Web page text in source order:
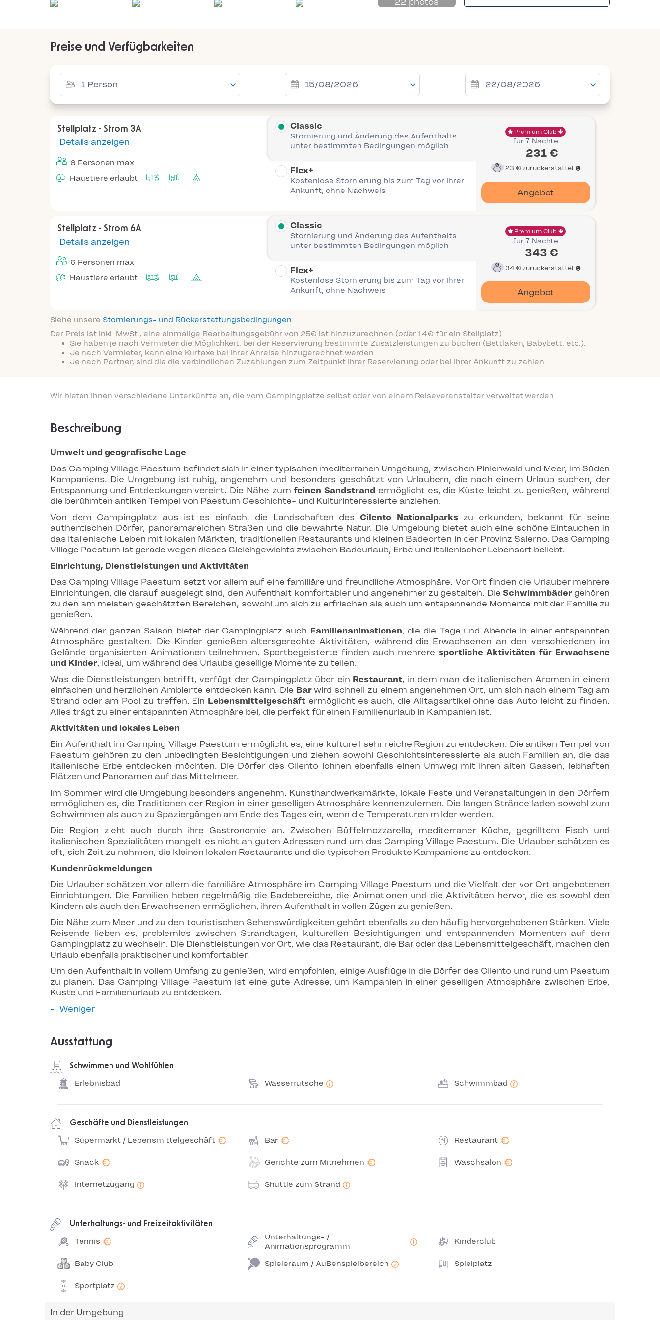
22 photos
Preise und Verfügbarkeiten
Stellplatz - Strom 3A
Details anzeigen
6 Personen max
Haustiere erlaubt
Classic
Stornierung und Änderung des Aufenthalts
unter bestimmten Bedingungen möglich
Flex+
Kostenlose Stornierung bis zum Tag vor Ihrer
Ankunft, ohne Nachweis
Premium Club
für 7 Nächte
231 €
23 € zurückerstattet
Angebot
Stellplatz - Strom 6A
Details anzeigen
6 Personen max
Haustiere erlaubt
Classic
Stornierung und Änderung des Aufenthalts
unter bestimmten Bedingungen möglich
Flex+
Kostenlose Stornierung bis zum Tag vor Ihrer
Ankunft, ohne Nachweis
Premium Club
für 7 Nächte
343 €
34 € zurückerstattet
Angebot
Siehe unsere Stornierungs- und Rückerstattungsbedingungen
Der Preis ist inkl. MwSt., eine einmalige Bearbeitungsgebühr von 25€ ist hinzuzurechnen (oder 14€ für ein Stellplatz)
Sie haben je nach Vermieter die Möglichkeit, bei der Reservierung bestimmte Zusatzleistungen zu buchen (Bettlaken, Babybett, etc.).
Je nach Vermieter, kann eine Kurtaxe bei Ihrer Anreise hinzugerechnet werden.
Je nach Partner, sind die die verbindlichen Zuzahlungen zum Zeitpunkt Ihrer Reservierung oder bei Ihrer Ankunft zu zahlen
Wir bieten Ihnen verschiedene Unterkünfte an, die vom Campingplatze selbst oder von einem Reiseveranstalter verwaltet werden.
Beschreibung
Umwelt und geografische Lage
Das Camping Village Paestum befindet sich in einer typischen mediterranen Umgebung, zwischen Pinienwald und Meer, im Süden
Kampaniens. Die Umgebung ist ruhig, angenehm und besonders geschätzt von Urlaubern, die nach einem Urlaub suchen, der
Entspannung und Entdeckungen vereint. Die Nähe zumfeinen Sandstrand ermöglicht es, die Küste leicht zu genießen, während
die berühmten antiken Tempel von Paestum Geschichte- und Kulturinteressierte anziehen.
Von dem Campingplatz aus ist es einfach, die Landschaften des Cilento Nationalparkszu erkunden, bekannt für seine
authentischen Dörfer, panoramareichen Straßen und die bewahrte Natur. Die Umgebung bietet auch eine schöne Eintauchen in
das italienische Leben mit lokalen Märkten, traditionellen Restaurants und kleinen Badeorten in der Provinz Salerno. Das Camping
Village Paestum ist gerade wegen dieses Gleichgewichts zwischen Badeurlaub, Erbe und italienischer Lebensart beliebt.
Einrichtung, Dienstleistungen und Aktivitäten
Das Camping Village Paestum setzt vor allem auf eine familiäre und freundliche Atmosphäre. Vor Ort finden die Urlauber mehrere
Einrichtungen, die darauf ausgelegt sind, den Aufenthalt komfortabler und angenehmer zu gestalten. Die Schwimmbädergehören
zu den am meisten geschätzten Bereichen, sowohl um sich zu erfrischen als auch um entspannende Momente mit der Familie zu
genießen.
Während der ganzen Saison bietet der Campingplatz auch Familienanimationen, die die Tage und Abende in einer entspannten
Atmosphäre gestalten. Die Kinder genießen altersgerechte Aktivitäten, während die Erwachsenen an den verschiedenen im
Gelände organisierten Animationen teilnehmen. Sportbegeisterte finden auch mehrere sportliche Aktivitäten für Erwachsene
und Kinder, ideal, um während des Urlaubs gesellige Momente zu teilen.
Was die Dienstleistungen betrifft, verfügt der Campingplatz über ein Restaurant, in dem man die italienischen Aromen in einem
einfachen und herzlichen Ambiente entdecken kann. Die Barwird schnell zu einem angenehmen Ort, um sich nach einem Tag am
Strand oder am Pool zu treffen. Ein Lebensmittelgeschäft ermöglicht es auch, die Alltagsartikel ohne das Auto leicht zu finden.
Alles trägt zu einer entspannten Atmosphäre bei, die perfekt für einen Familienurlaub in Kampanien ist.
Aktivitäten und lokales Leben
Ein Aufenthalt im Camping Village Paestum ermöglicht es, eine kulturell sehr reiche Region zu entdecken. Die antiken Tempel von
Paestum gehören zu den unbedingten Besichtigungen und ziehen sowohl Geschichtsinteressierte als auch Familien an, die das
italienische Erbe entdecken möchten. Die Dörfer des Cilento lohnen ebenfalls einen Umweg mit ihren alten Gassen, lebhaften
Plätzen und Panoramen auf das Mittelmeer.
Im Sommer wird die Umgebung besonders angenehm. Kunsthandwerksmärkte, lokale Feste und Veranstaltungen in den Dörfern
ermöglichen es, die Traditionen der Region in einer geselligen Atmosphäre kennenzulernen. Die langen Strände laden sowohl zum
Schwimmen als auch zu Spaziergängen am Ende des Tages ein, wenn die Temperaturen milder werden.
Die Region zieht auch durch ihre Gastronomie an. Zwischen Büffelmozzarella, mediterraner Küche, gegrilltem Fisch und
italienischen Spezialitäten mangelt es nicht an guten Adressen rund um das Camping Village Paestum. Die Urlauber schätzen es
oft, sich Zeit zu nehmen, die kleinen lokalen Restaurants und die typischen Produkte Kampaniens zu entdecken.
Kundenrückmeldungen
Die Urlauber schätzen vor allem die familiäre Atmosphäre im Camping Village Paestum und die Vielfalt der vor Ort angebotenen
Einrichtungen. Die Familien heben regelmäßig die Badebereiche, die Animationen und die Aktivitäten hervor, die es sowohl den
Kindern als auch den Erwachsenen ermöglichen, ihren Aufenthalt in vollen Zügen zu genießen.
Die Nähe zum Meer und zu den touristischen Sehenswürdigkeiten gehört ebenfalls zu den häufig hervorgehobenen Stärken. Viele
Reisende lieben es, problemlos zwischen Strandtagen, kulturellen Besichtigungen und entspannenden Momenten auf dem
Campingplatz zu wechseln. Die Dienstleistungen vor Ort, wie das Restaurant, die Bar oder das Lebensmittelgeschäft, machen den
Urlaub ebenfalls praktischer und komfortabler.
Um den Aufenthalt in vollem Umfang zu genießen, wird empfohlen, einige Ausflüge in die Dörfer des Cilento und rund um Paestum
zu planen. Das Camping Village Paestum ist eine gute Adresse, um Kampanien in einer geselligen Atmosphäre zwischen Erbe,
Küste und Familienurlaub zu entdecken.
Weniger
Ausstattung
Schwimmen und Wohlfühlen
Erlebnisbad Wasserrutsche Schwimmbad
Geschäfte und Dienstleistungen
Supermarkt / Lebensmittelgeschäft € Bar € Restaurant €
Snack € Gerichte zum Mitnehmen € Waschsalon €
Internetzugang Shuttle zum Strand
Unterhaltungs- und Freizeitaktivitäten
Tennis €
Unterhaltungs- /
Animationsprogramm
Kinderclub
Baby Club Spieleraum / AuBenspielbereich Spielplatz
Sportplatz
In der Umgebung